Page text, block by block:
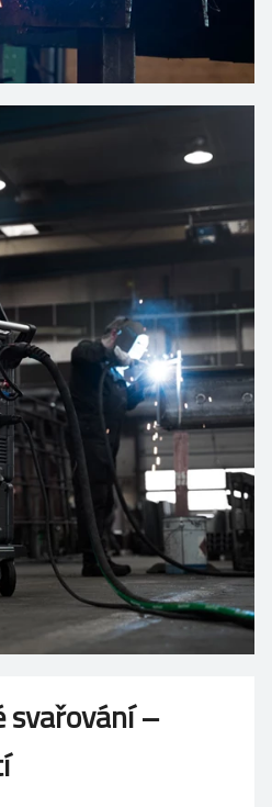
svařování –